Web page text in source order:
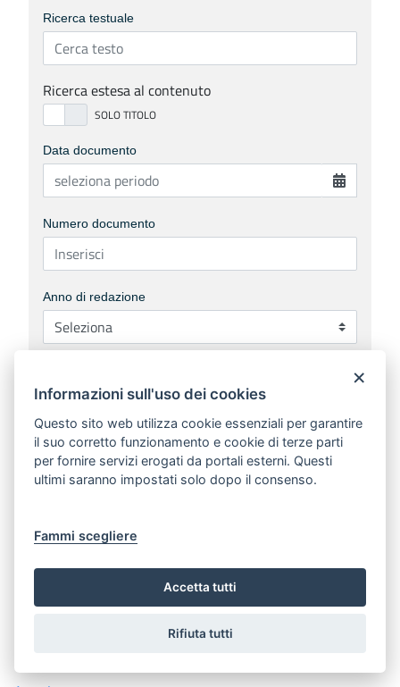
Ricerca testuale
Ricerca estesa al contenuto
Data documento
Numero documento
Anno di redazione
Sezioni
Cancella filtri
×
Informazioni sull'uso dei cookies
Questo sito web utilizza cookie essenziali per garantire
il suo corretto funzionamento e cookie di terze parti
per fornire servizi erogati da portali esterni. Questi
ultimi saranno impostati solo dopo il consenso.
Fammi scegliere
Accetta tutti
Rifiuta tutti